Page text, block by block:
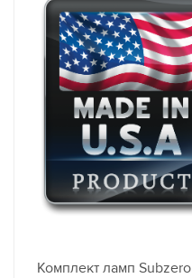
Комплект ламп